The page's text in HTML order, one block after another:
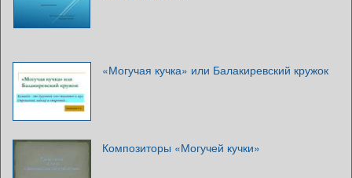
«Могучая кучка» или Балакиревский кружок
Композиторы «Могучей кучки»